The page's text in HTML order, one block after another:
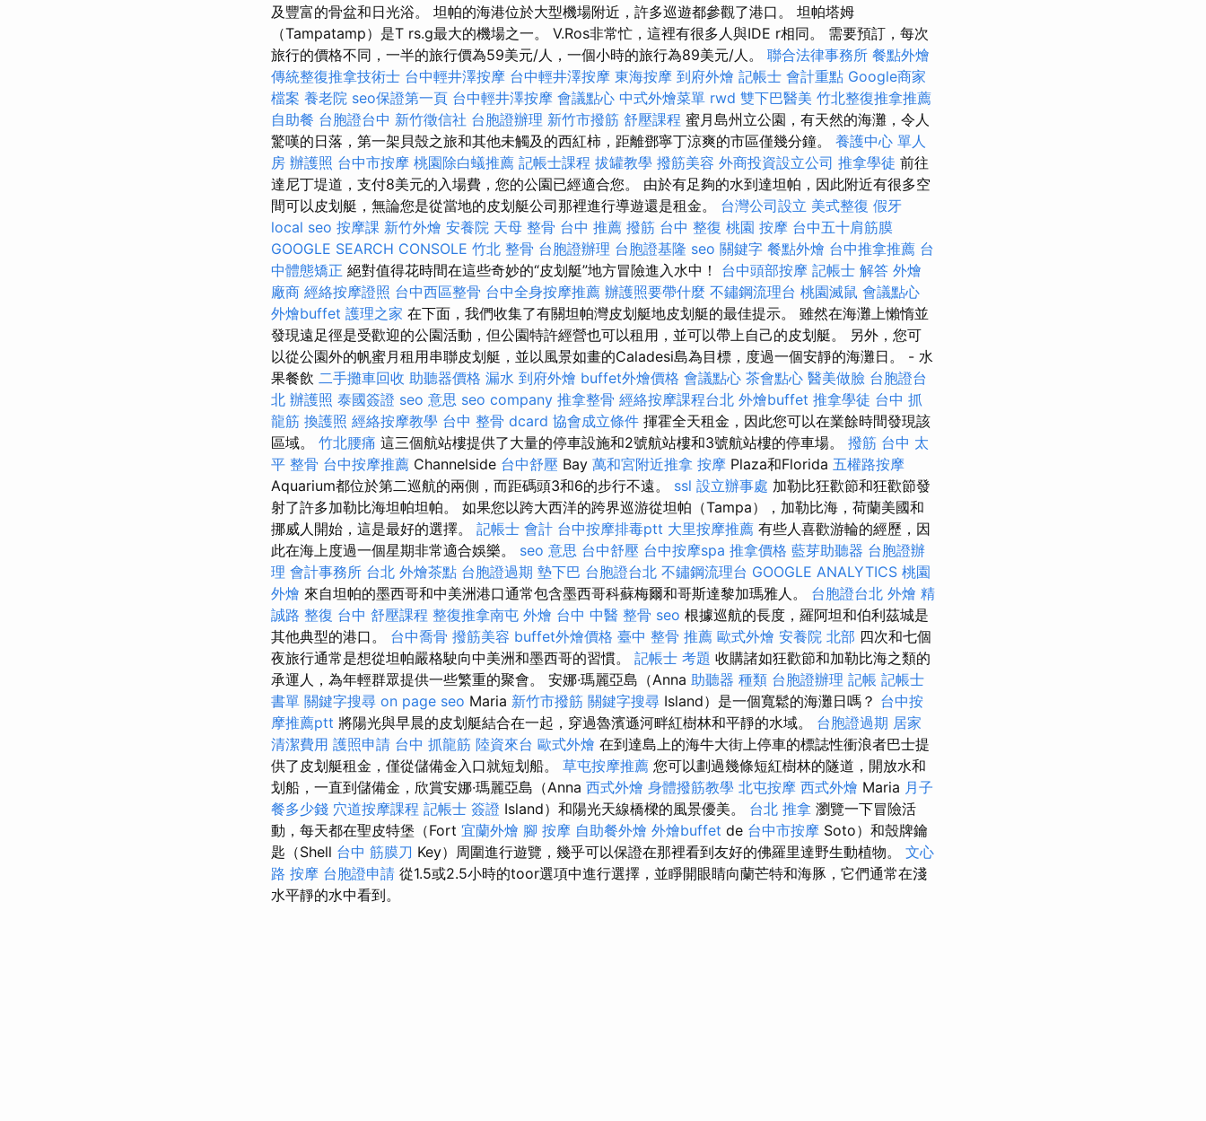
及豐富的骨盆和日光浴。 坦帕的海港位於大型機場附近，許多巡遊都參觀了港口。 坦帕塔姆
（Tampatamp）是T rs.g最大的機場之一。 V.Ros非常忙，這裡有很多人與IDE r相同。 需要預訂，每次
旅行的價格不同，一半的旅行價為59美元/人，一個小時的旅行為89美元/人。 聯合法律事務所 餐點外燴
傳統整復推拿技術士 台中輕井澤按摩 台中輕井澤按摩 東海按摩 到府外燴 記帳士 會計重點 Google商家
檔案 養老院 seo保證第一頁 台中輕井澤按摩 會議點心 中式外燴菜單 rwd 雙下巴醫美 竹北整復推拿推薦
自助餐 台胞證台中 新竹徵信社 台胞證辦理 新竹市撥筋 舒壓課程 蜜月島州立公園，有天然的海灘，令人
驚嘆的日落，第一架貝殼之旅和其他未觸及的西紅柿，距離鄧寧丁涼爽的市區僅幾分鐘。 養護中心 單人
房 辦護照 台中市按摩 桃園除白蟻推薦 記帳士課程 拔罐教學 撥筋美容 外商投資設立公司 推拿學徒 前往
達尼丁堤道，支付8美元的入場費，您的公園已經適合您。 由於有足夠的水到達坦帕，因此附近有很多空
間可以皮划艇，無論您是從當地的皮划艇公司那裡進行導遊還是租金。 台灣公司設立 美式整復 假牙
local seo 按摩課 新竹外燴 安養院 天母 整骨 台中 推薦 撥筋 台中 整復 桃園 按摩 台中五十肩筋膜
GOOGLE SEARCH CONSOLE 竹北 整骨 台胞證辦理 台胞證基隆 seo 關鍵字 餐點外燴 台中推拿推薦 台
中體態矯正 絕對值得花時間在這些奇妙的“皮划艇”地方冒險進入水中！ 台中頭部按摩 記帳士 解答 外燴
廠商 經絡按摩證照 台中西區整骨 台中全身按摩推薦 辦護照要帶什麼 不鏽鋼流理台 桃園滅鼠 會議點心
外燴buffet 護理之家 在下面，我們收集了有關坦帕灣皮划艇地皮划艇的最佳提示。 雖然在海灘上懶惰並
發現遠足徑是受歡迎的公園活動，但公園特許經營也可以租用，並可以帶上自己的皮划艇。 另外，您可
以從公園外的帆蜜月租用串聯皮划艇，並以風景如畫的Caladesi島為目標，度過一個安靜的海灘日。 - 水
果餐飲 二手攤車回收 助聽器價格 漏水 到府外燴 buffet外燴價格 會議點心 茶會點心 醫美做臉 台胞證台
北 辦護照 泰國簽證 seo 意思 seo company 推拿整骨 經絡按摩課程台北 外燴buffet 推拿學徒 台中 抓
龍筋 換護照 經絡按摩教學 台中 整骨 dcard 協會成立條件 揮霍全天租金，因此您可以在業餘時間發現該
區域。 竹北腰痛 這三個航站樓提供了大量的停車設施和2號航站樓和3號航站樓的停車場。 撥筋 台中 太
平 整骨 台中按摩推薦 Channelside 台中舒壓 Bay 萬和宮附近推拿 按摩 Plaza和Florida 五權路按摩
Aquarium都位於第二巡航的兩側，而距碼頭3和6的步行不遠。 ssl 設立辦事處 加勒比狂歡節和狂歡節發
射了許多加勒比海坦帕坦帕。 如果您以跨大西洋的跨界巡游從坦帕（Tampa），加勒比海，荷蘭美國和
挪威人開始，這是最好的選擇。 記帳士 會計 台中按摩排毒ptt 大里按摩推薦 有些人喜歡游輪的經歷，因
此在海上度過一個星期非常適合娛樂。 seo 意思 台中舒壓 台中按摩spa 推拿價格 藍芽助聽器 台胞證辦
理 會計事務所 台北 外燴茶點 台胞證過期 墊下巴 台胞證台北 不鏽鋼流理台 GOOGLE ANALYTICS 桃園
外燴 來自坦帕的墨西哥和中美洲港口通常包含墨西哥科蘇梅爾和哥斯達黎加瑪雅人。 台胞證台北 外燴 精
誠路 整復 台中 舒壓課程 整復推拿南屯 外燴 台中 中醫 整骨 seo 根據巡航的長度，羅阿坦和伯利茲城是
其他典型的港口。 台中喬骨 撥筋美容 buffet外燴價格 臺中 整骨 推薦 歐式外燴 安養院 北部 四次和七個
夜旅行通常是想從坦帕嚴格駛向中美洲和墨西哥的習慣。 記帳士 考題 收購諸如狂歡節和加勒比海之類的
承運人，為年輕群眾提供一些繁重的聚會。 安娜·瑪麗亞島（Anna 助聽器 種類 台胞證辦理 記帳 記帳士
書單 關鍵字搜尋 on page seo Maria 新竹市撥筋 關鍵字搜尋 Island）是一個寬鬆的海灘日嗎？ 台中按
摩推薦ptt 將陽光與早晨的皮划艇結合在一起，穿過魯濱遜河畔紅樹林和平靜的水域。 台胞證過期 居家
清潔費用 護照申請 台中 抓龍筋 陸資來台 歐式外燴 在到達島上的海牛大街上停車的標誌性衝浪者巴士提
供了皮划艇租金，僅從儲備金入口就短划船。 草屯按摩推薦 您可以劃過幾條短紅樹林的隧道，開放水和
划船，一直到儲備金，欣賞安娜·瑪麗亞島（Anna 西式外燴 身體撥筋教學 北屯按摩 西式外燴 Maria 月子
餐多少錢 穴道按摩課程 記帳士 簽證 Island）和陽光天線橋樑的風景優美。 台北 推拿 瀏覽一下冒險活
動，每天都在聖皮特堡（Fort 宜蘭外燴 腳 按摩 自助餐外燴 外燴buffet de 台中市按摩 Soto）和殼牌鑰
匙（Shell 台中 筋膜刀 Key）周圍進行遊覽，幾乎可以保證在那裡看到友好的佛羅里達野生動植物。 文心
路 按摩 台胞證申請 從1.5或2.5小時的toor選項中進行選擇，並睜開眼睛向蘭芒特和海豚，它們通常在淺
水平靜的水中看到。